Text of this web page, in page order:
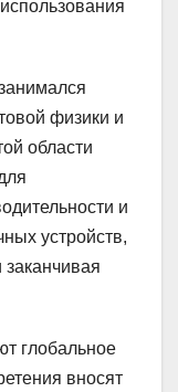
физики и
области
и
устройств,
глобальное
вносят